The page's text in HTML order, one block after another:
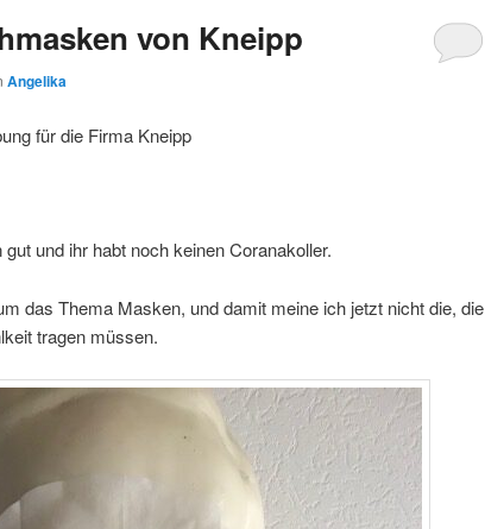
von Kneipp
Angelika
für die Firma Kneipp
und ihr habt noch keinen Coranakoller.
das Thema Masken, und damit meine ich jetzt nicht die, die
tragen müssen.